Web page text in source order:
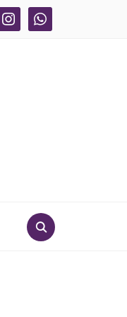
instagram whatsapp